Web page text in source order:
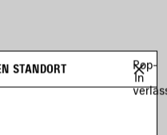
STANDORT
Pop-
In